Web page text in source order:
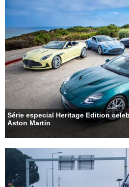
Série especial Heritage Edition
Aston Martin